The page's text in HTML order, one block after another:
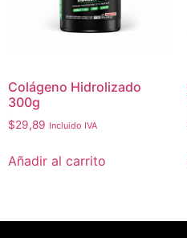
Colágeno Hidrolizado
300g
$29,89 Incluido IVA
Añadir al carrito